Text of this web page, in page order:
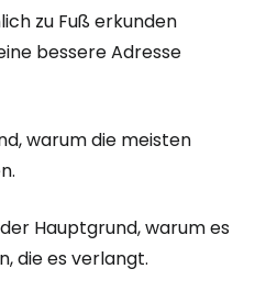
zu Fuß erkunden
bessere Adresse
warum die meisten
Hauptgrund, warum es
die es verlangt.